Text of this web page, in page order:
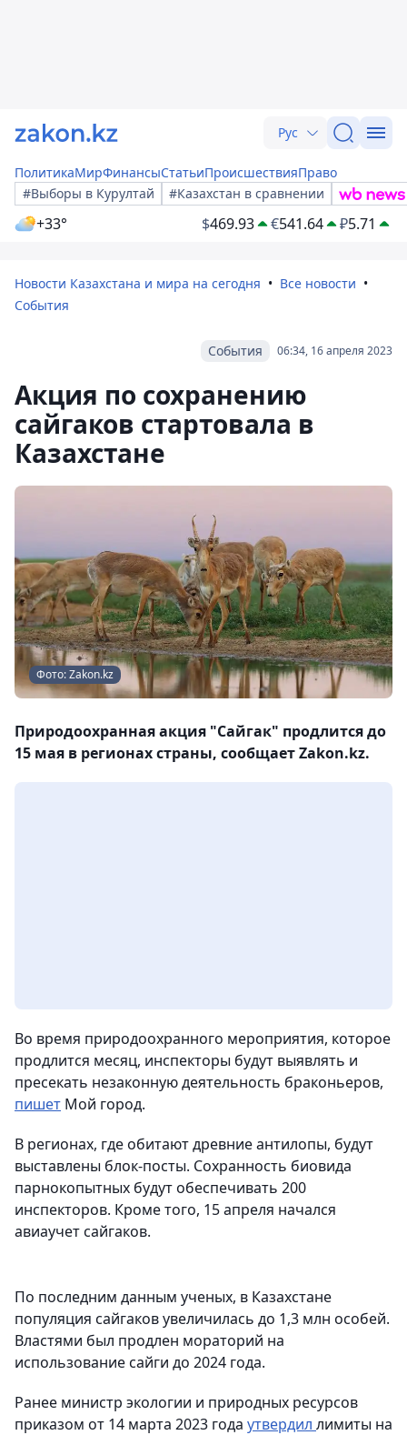
Рус
ПолитикаМирФинансыСтатьиПроисшествияПраво
#Выборы в Курултай
#Казахстан в сравнении
+33° $469.93 €541.64 ₽5.71
Новости Казахстана и мира на сегодня
Все новости
События
06:34, 16 апреля 2023
События
Акция по сохранению
сайгаков стартовала в
Казахстане
Фото: Zakon.kz
Природоохранная акция "Сайгак" продлится до
15 мая в регионах страны, сообщает Zakon.kz.
Во время природоохранного мероприятия, которое
продлится месяц, инспекторы будут выявлять и
пресекать незаконную деятельность браконьеров,
пишет Мой город.
В регионах, где обитают древние антилопы, будут
выставлены блок-посты. Сохранность биовида
парнокопытных будут обеспечивать 200
инспекторов. Кроме того, 15 апреля начался
авиаучет сайгаков.
По последним данным ученых, в Казахстане
популяция сайгаков увеличилась до 1,3 млн особей.
Властями был продлен мораторий на
использование сайги до 2024 года.
Ранее министр экологии и природных ресурсов
приказом от 14 марта 2023 года утвердил лимиты на